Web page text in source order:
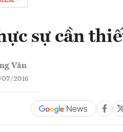
sự cần
Vân
07/2016